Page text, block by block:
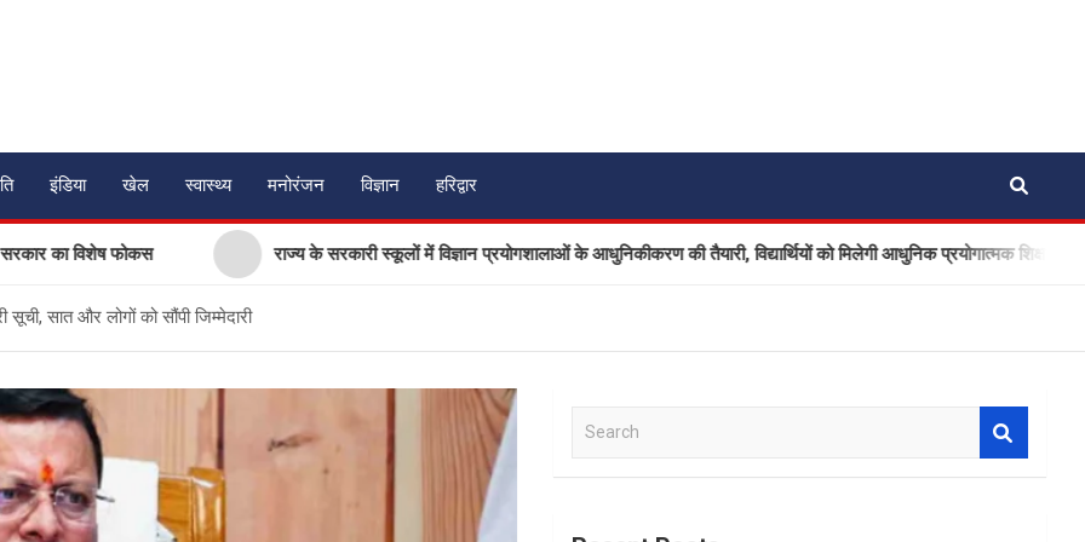
इंडिया खेल स्वास्थ्य मनोरंजन विज्ञान हरिद्वार
विशेष फोकस राज्य के सरकारी स्कूलों में विज्ञान प्रयोगशालाओं के आधुनिकीकरण की तैयारी, विद्यार्थियों को मिलेगी आधुनिक प्रयोगात्मक शिक्षा
सात और लोगों को सौंपी जिम्मेदारी
a